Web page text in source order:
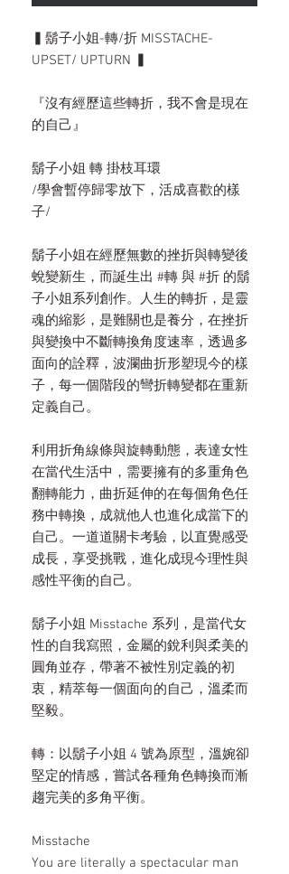
▍鬍子小姐-轉/折 MISSTACHE-
UPSET/ UPTURN ▍
『沒有經歷這些轉折，我不會是現在
的自己』
鬍子小姐 轉 掛枝耳環
/學會暫停歸零放下，活成喜歡的樣
子/
鬍子小姐在經歷無數的挫折與轉變後
蛻變新生，而誕生出 #轉 與 #折 的鬍
子小姐系列創作。人生的轉折，是靈
魂的縮影，是難關也是養分，在挫折
與變換中不斷轉換角度速率，透過多
面向的詮釋，波瀾曲折形塑現今的樣
子，每一個階段的彎折轉變都在重新
定義自己。
利用折角線條與旋轉動態，表達女性
在當代生活中，需要擁有的多重角色
翻轉能力，曲折延伸的在每個角色任
務中轉換，成就他人也進化成當下的
自己。一道道關卡考驗，以直覺感受
成長，享受挑戰，進化成現今理性與
感性平衡的自己。
鬍子小姐 Misstache 系列，是當代女
性的自我寫照，金屬的銳利與柔美的
圓角並存，帶著不被性別定義的初
衷，精萃每一個面向的自己，溫柔而
堅毅。
轉：以鬍子小姐 4 號為原型，溫婉卻
堅定的情感，嘗試各種角色轉換而漸
趨完美的多角平衡。
Misstache
You are literally a spectacular man